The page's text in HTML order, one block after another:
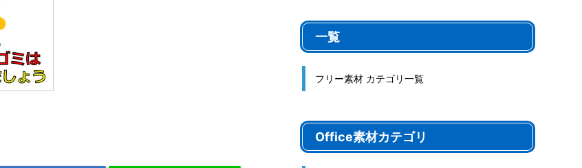
一覧
フリー素材 カテゴリ一覧
Office素材カテゴリ